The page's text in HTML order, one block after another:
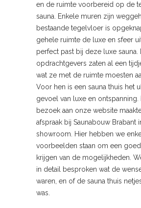
en de ruimte voorbereid op de
sauna. Enkele muren zijn
bestaande tegelvloer is
gehele ruimte de luxe en sfeer
perfect past bij deze luxe sauna.
opdrachtgevers zaten al een
wat ze met de ruimte moesten
Voor hen is een sauna thuis het
gevoel van luxe en ontspanning.
bezoek aan onze website
afspraak bij Saunabouw Brabant
showroom. Hier hebben we
voorbeelden staan om een
krijgen van de mogelijkheden.
in detail besproken wat de
waren, en of de sauna thuis
was.